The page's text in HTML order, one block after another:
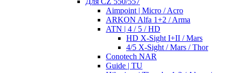
Aimpoint | Micro / Acro
ARKON Alfa 1+2 / Arma
ATN | 4 / 5 / HD
HD X-Sight I+II / Mars
4/5 X-Sight / Mars / Thor
Conotech NAR
Guide | TU